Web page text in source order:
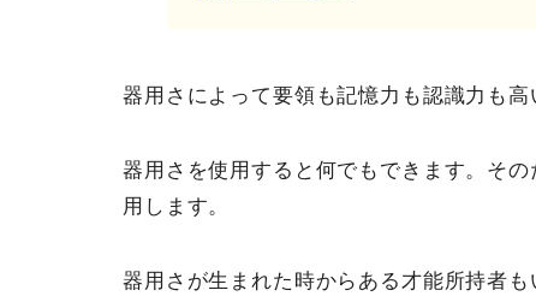
器用さによって要領も記憶力も認識力も高
器用さを使用すると何でもできます。そ
用します。
器用さが生まれた時からある才能所持者